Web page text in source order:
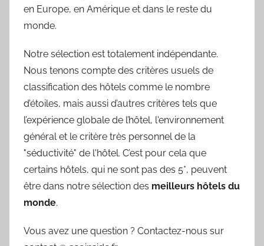
en Europe, en Amérique et dans le reste du
monde.
Notre sélection est totalement indépendante.
Nous tenons compte des critères usuels de
classification des hôtels comme le nombre
d’étoiles, mais aussi d’autres critères tels que
l’expérience globale de l’hôtel, l'environnement
général et le critère très personnel de la
"séductivité" de l'hôtel. C’est pour cela que
certains hôtels, qui ne sont pas des 5*, peuvent
être dans notre sélection des meilleurs hôtels du
monde.
Vous avez une question ? Contactez-nous sur